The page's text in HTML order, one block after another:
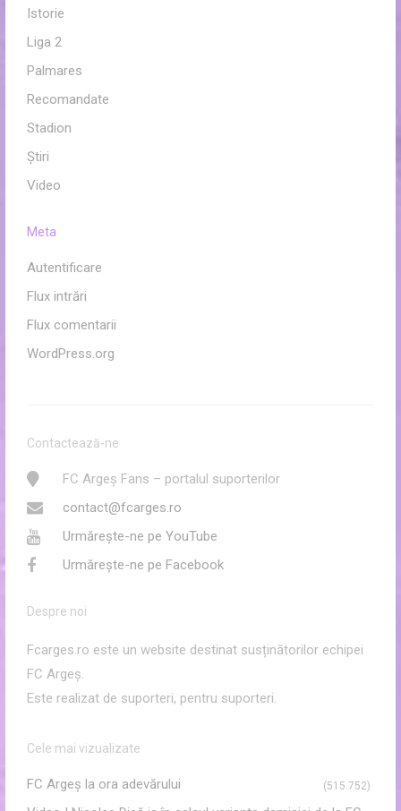
Istorie
Liga 2
Palmares
Recomandate
Stadion
Ştiri
Video
Meta
Autentificare
Flux intrări
Flux comentarii
WordPress.org
Contactează-ne
FC Argeș Fans – portalul suporterilor
contact@fcarges.ro
Urmărește-ne pe YouTube
Urmărește-ne pe Facebook
Despre noi
Fcarges.ro este un website destinat susținătorilor echipei
FC Argeș.
Este realizat de suporteri, pentru suporteri.
Cele mai vizualizate
FC Argeş la ora adevărului (515.752)